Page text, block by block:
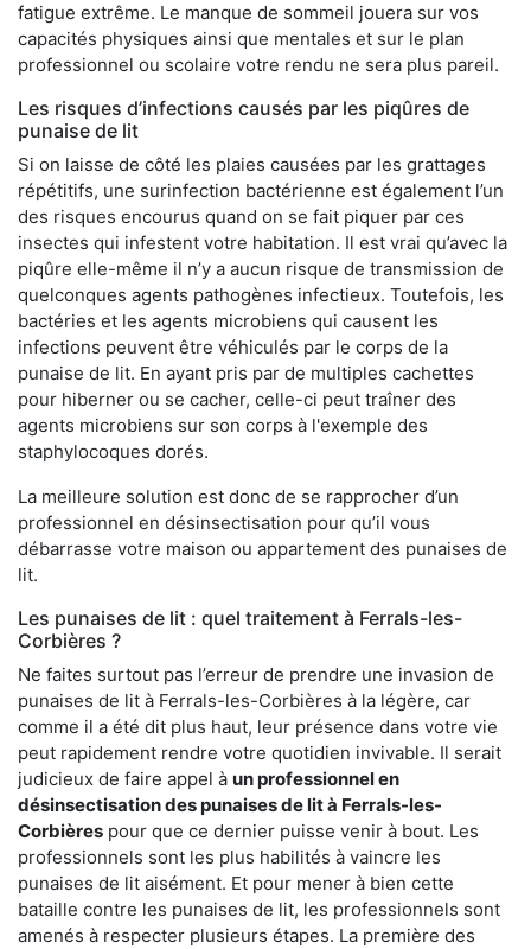
fatigue extrême. Le manque de sommeil jouera sur vos
capacités physiques ainsi que mentales et sur le plan
professionnel ou scolaire votre rendu ne sera plus pareil.
Les risques d’infections causés par les piqûres de
punaise de lit
Si on laisse de côté les plaies causées par les grattages
répétitifs, une surinfection bactérienne est également l’un
des risques encourus quand on se fait piquer par ces
insectes qui infestent votre habitation. Il est vrai qu’avec la
piqûre elle-même il n’y a aucun risque de transmission de
quelconques agents pathogènes infectieux. Toutefois, les
bactéries et les agents microbiens qui causent les
infections peuvent être véhiculés par le corps de la
punaise de lit. En ayant pris par de multiples cachettes
pour hiberner ou se cacher, celle-ci peut traîner des
agents microbiens sur son corps à l'exemple des
staphylocoques dorés.
La meilleure solution est donc de se rapprocher d’un
professionnel en désinsectisation pour qu’il vous
débarrasse votre maison ou appartement des punaises de
lit.
Les punaises de lit : quel traitement à Ferrals-les-
Corbières ?
Ne faites surtout pas l’erreur de prendre une invasion de
punaises de lit à Ferrals-les-Corbières à la légère, car
comme il a été dit plus haut, leur présence dans votre vie
peut rapidement rendre votre quotidien invivable. Il serait
judicieux de faire appel à un professionnel en
désinsectisation des punaises de lit à Ferrals-les-
Corbières pour que ce dernier puisse venir à bout. Les
professionnels sont les plus habilités à vaincre les
punaises de lit aisément. Et pour mener à bien cette
bataille contre les punaises de lit, les professionnels sont
amenés à respecter plusieurs étapes. La première des